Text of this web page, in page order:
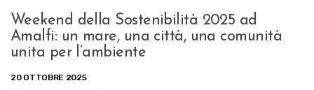
Weekend della Sostenibilità 2025 ad
Amalfi: un mare, una città, una comunità
unita per l’ambiente
20 OTTOBRE 2025